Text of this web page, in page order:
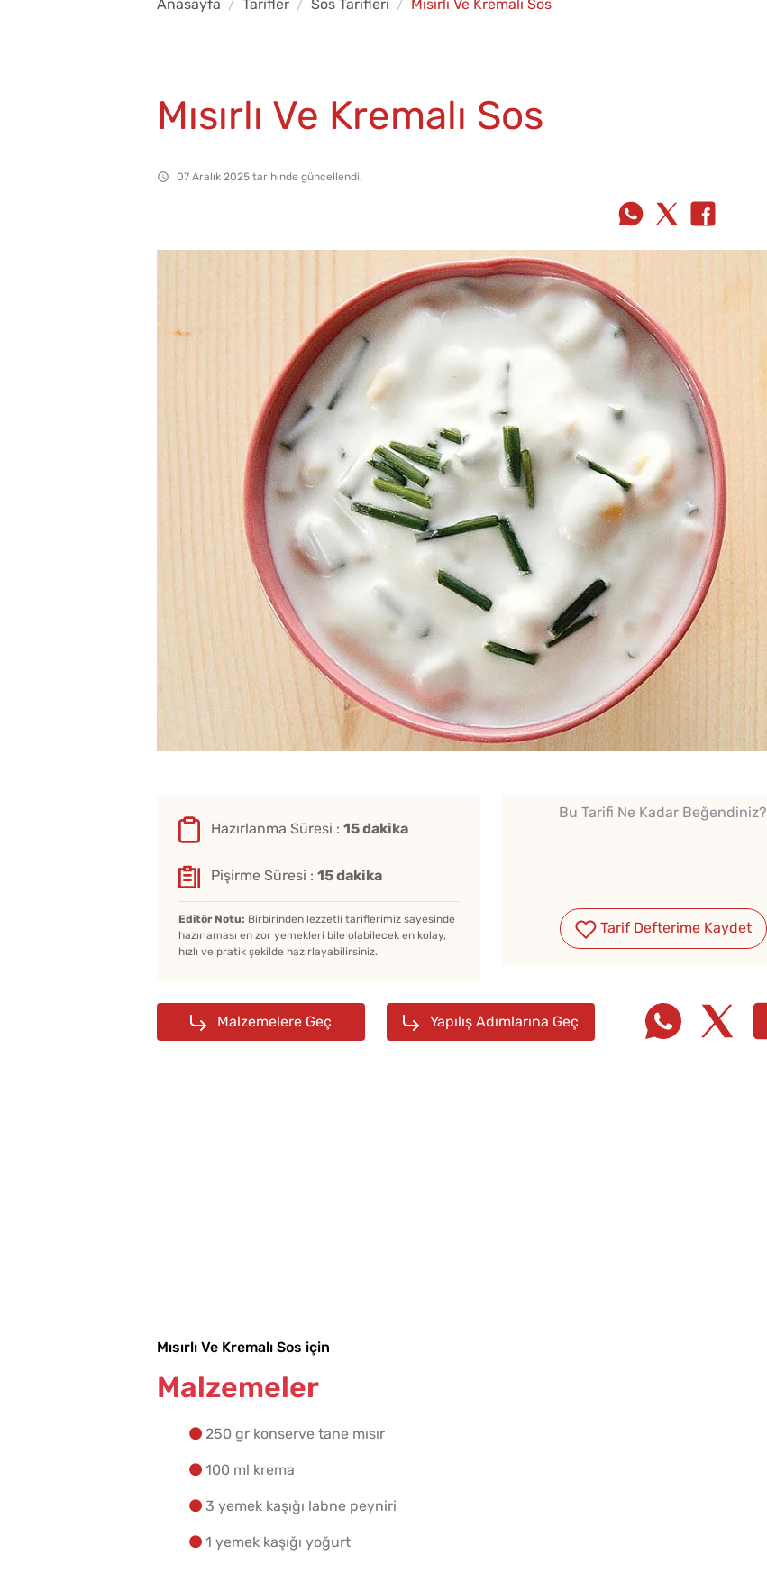
Anasayfa Tarifler Sos Tarifleri Mısırlı Ve Kremalı Sos
Mısırlı Ve Kremalı Sos
07 Aralık 2025 tarihinde güncellendi.
Hazırlanma Süresi : 15 dakika
Pişirme Süresi : 15 dakika
Editör Notu: Birbirinden lezzetli tariflerimiz sayesinde
hazırlaması en zor yemekleri bile olabilecek en kolay,
hızlı ve pratik şekilde hazırlayabilirsiniz.
Bu Tarifi Ne Kadar Beğendiniz?
Tarif Defterime Kaydet
Malzemelere Geç Yapılış Adımlarına Geç
Mısırlı Ve Kremalı Sos için
Malzemeler
250 gr konserve tane mısır
100 ml krema
3 yemek kaşığı labne peyniri
1 yemek kaşığı yoğurt